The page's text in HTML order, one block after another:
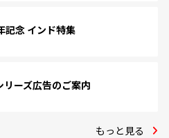
記念 インド特集
リーズ広告のご案内
もっと見る